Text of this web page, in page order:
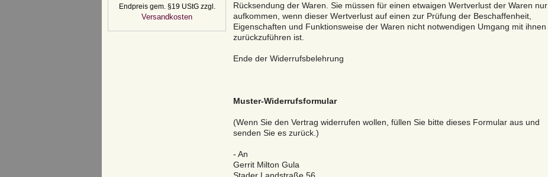
Endpreis gem. §19 UStG zzgl.
Versandkosten
Rücksendung der Waren. Sie müssen für einen etwaigen Wertverlust der Waren nur
aufkommen, wenn dieser Wertverlust auf einen zur Prüfung der Beschaffenheit,
Eigenschaften und Funktionsweise der Waren nicht notwendigen Umgang mit ihnen
zurückzuführen ist.
Ende der Widerrufsbelehrung
Muster-Widerrufsformular
(Wenn Sie den Vertrag widerrufen wollen, füllen Sie bitte dieses Formular aus und
senden Sie es zurück.)
- An
Gerrit Milton Gula